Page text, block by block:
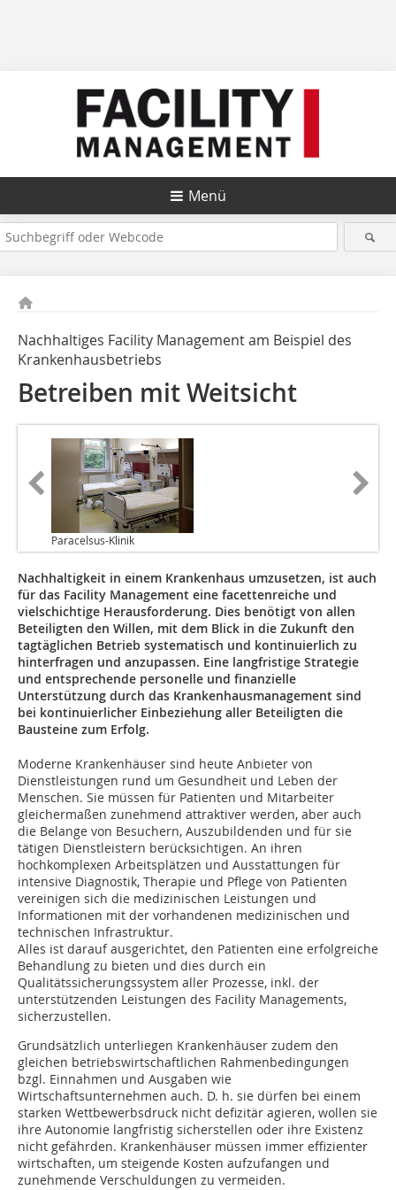
Menü
Nachhaltiges Facility Management am Beispiel des
Krankenhausbetriebs
Betreiben mit Weitsicht
Paracelsus-Klinik
Nachhaltigkeit in einem Krankenhaus umzusetzen, ist auch
für das Facility Management eine facettenreiche und
vielschichtige Herausforderung. Dies benötigt von allen
Beteiligten den Willen, mit dem Blick in die Zukunft den
tagtäglichen Betrieb systematisch und kontinuierlich zu
hinterfragen und anzupassen. Eine langfristige Strategie
und entsprechende personelle und finanzielle
Unterstützung durch das Krankenhausmanagement sind
bei kontinuierlicher Einbeziehung aller Beteiligten die
Bausteine zum Erfolg.
Moderne Krankenhäuser sind heute Anbieter von
Dienstleistungen rund um Gesundheit und Leben der
Menschen. Sie müssen für Patienten und Mitarbeiter
gleichermaßen zunehmend attraktiver werden, aber auch
die Belange von Besuchern, Auszubildenden und für sie
tätigen Dienstleistern berücksichtigen. An ihren
hochkomplexen Arbeitsplätzen und Ausstattungen für
intensive Diagnostik, Therapie und Pflege von Patienten
vereinigen sich die medizinischen Leistungen und
Informationen mit der vorhandenen medizinischen und
technischen Infrastruktur.
Alles ist darauf ausgerichtet, den Patienten eine erfolgreiche
Behandlung zu bieten und dies durch ein
Qualitätssicherungssystem aller Prozesse, inkl. der
unterstützenden Leistungen des Facility Managements,
sicherzustellen.
Grundsätzlich unterliegen Krankenhäuser zudem den
gleichen betriebswirtschaftlichen Rahmenbedingungen
bzgl. Einnahmen und Ausgaben wie
Wirtschaftsunternehmen auch. D. h. sie dürfen bei einem
starken Wettbewerbsdruck nicht defizitär agieren, wollen sie
ihre Autonomie langfristig sicherstellen oder ihre Existenz
nicht gefährden. Krankenhäuser müssen immer effizienter
wirtschaften, um steigende Kosten aufzufangen und
zunehmende Verschuldungen zu vermeiden.